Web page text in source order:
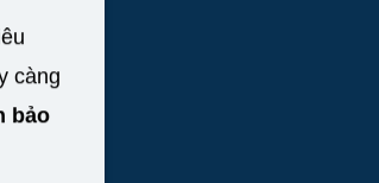
càng
bảo